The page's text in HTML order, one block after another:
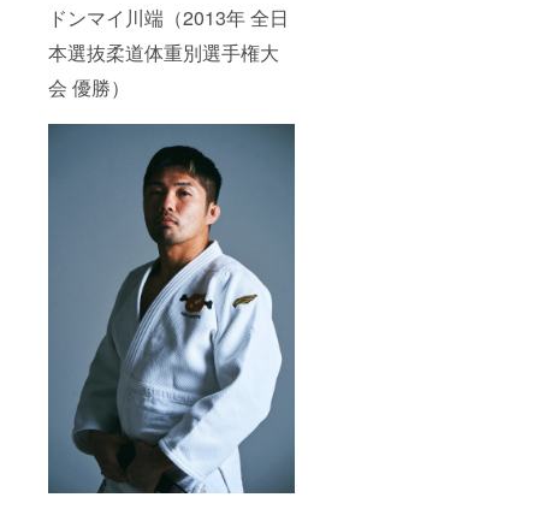
ドンマイ川端（2013年 全日
本選抜柔道体重別選手権大
会 優勝）